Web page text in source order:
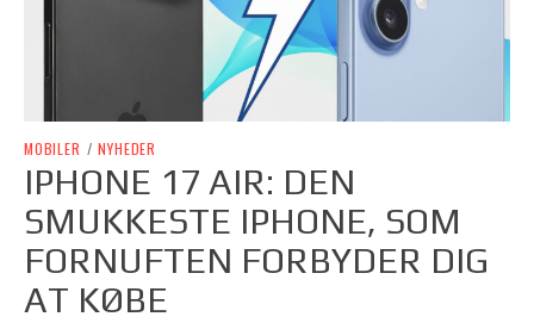
MOBILER / NYHEDER
IPHONE 17 AIR: DEN
SMUKKESTE IPHONE, SOM
FORNUFTEN FORBYDER DIG
AT KØBE